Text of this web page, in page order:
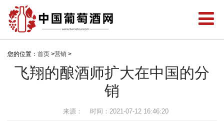
您的位置： 首页 >营销 >
飞翔的酿酒师扩大在中国的分
销
来源： 时间：2021-07-12 16:46:20